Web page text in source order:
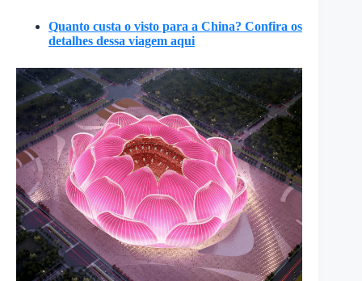
Quanto custa o visto para a China? Confira os
detalhes dessa viagem aqui